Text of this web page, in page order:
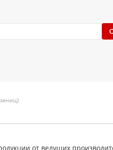
от ведущих